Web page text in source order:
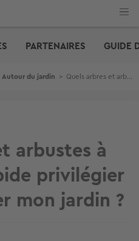
PARTENAIRES GUIDE
Autour du jardin > Quels arbres et arbustes à croissance rapide privilégier pour aménager mon jardin ?
arbustes à
privilégier
mon jardin ?